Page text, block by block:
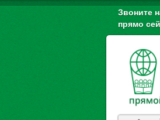
Звоните
прямо